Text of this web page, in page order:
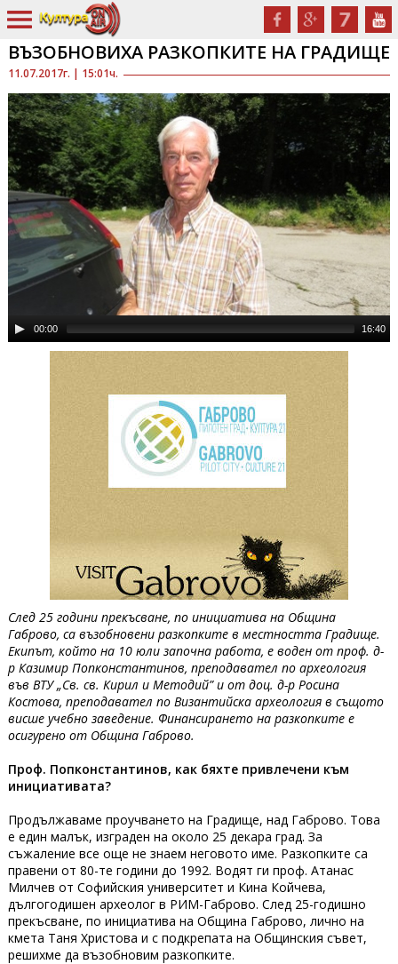
11.07.2017г. | 15:01ч.
ВЪЗОБНОВИХА РАЗКОПКИТЕ НА ГРАДИЩЕ
00:00 16:40
След 25 години прекъсване, по инициатива на Община
Габрово, са възобновени разкопките в местността Градище.
Екипът, който на 10 юли започна работа, е воден от проф. д-
р Казимир Попконстантинов, преподавател по археология
във ВТУ „Св. св. Кирил и Методий” и от доц. д-р Росина
Костова, преподавател по Византийска археология в същото
висше учебно заведение. Финансирането на разкопките е
осигурено от Община Габрово.
Проф. Попконстантинов, как бяхте привлечени към
инициативата?
Продължаваме проучването на Градище, над Габрово. Това
е един малък, изграден на около 25 декара град. За
съжаление все още не знаем неговото име. Разкопките са
правени от 80-те години до 1992. Водят ги проф. Атанас
Милчев от Софийския университет и Кина Койчева,
дългогодишен археолог в РИМ-Габрово. След 25-годишно
прекъсване, по инициатива на Община Габрово, лично на
кмета Таня Христова и с подкрепата на Общинския съвет,
решихме да възобновим разкопките.